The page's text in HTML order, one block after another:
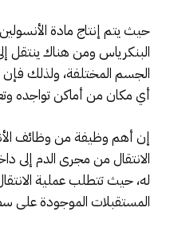
حيث يتم إنتاج مادة الأنسولين
البنكرياس ومن هناك ينتقل
الجسم المختلفة، ولذلك فإن
أي مكان من أماكن تواجده
إن أهم وظيفة من وظائف
الانتقال من مجرى الدم إلى
له، حيث تتطلب عملية
المستقبلات الموجودة على